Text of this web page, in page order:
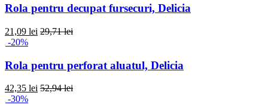
Rola pentru decupat fursecuri, Delicia
21,09 lei 29,71 lei
-20%
Rola pentru perforat aluatul, Delicia
42,35 lei 52,94 lei
-30%